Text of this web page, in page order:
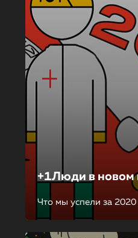
+1Люди в новом
Что мы успели за 2020